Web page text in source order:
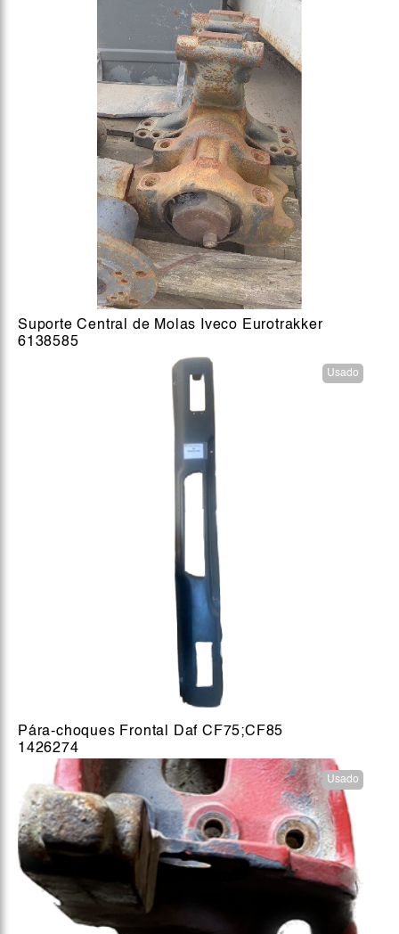
Suporte Central de Molas Iveco Eurotrakker
6138585
Usado
Pára-choques Frontal Daf CF75;CF85
1426274
Usado